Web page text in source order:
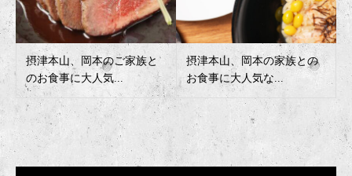
摂津本山、岡本のご家族と
のお食事に大人気...
摂津本山、岡本の家族との
お食事に大人気な...